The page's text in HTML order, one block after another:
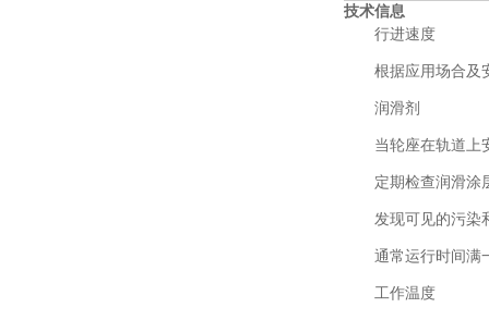
技术信息
行进速度
根据应用场合及
润滑剂
当轮座在轨道上
定期检查润滑涂
发现可见的污染
通常运行时间满
工作温度